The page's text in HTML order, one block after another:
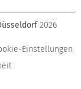
2026
Einstellungen